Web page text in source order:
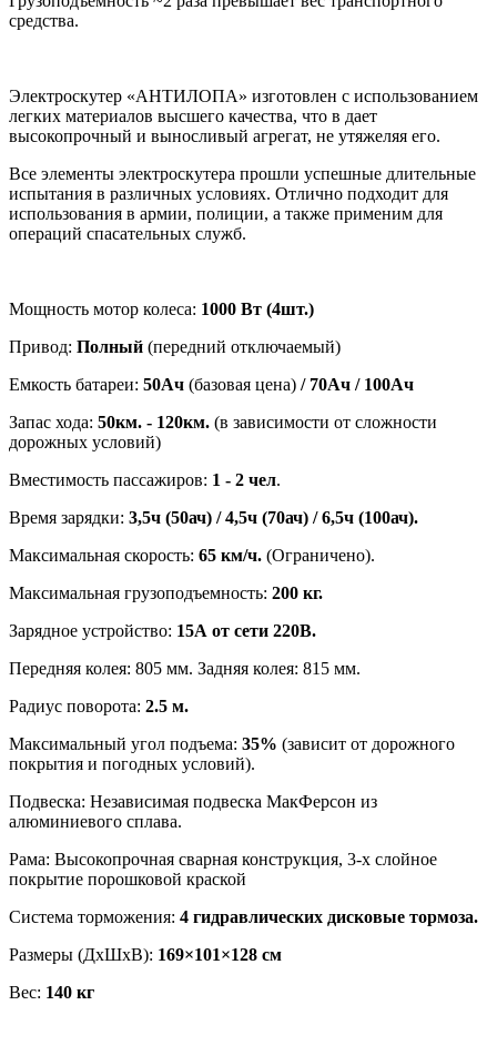
средства.
Электроскутер «АНТИЛОПА» изготовлен с использованием
легких материалов высшего качества, что в дает
высокопрочный и выносливый агрегат, не утяжеляя его.
Все элементы электроскутера прошли успешные длительные
испытания в различных условиях. Отлично подходит для
использования в армии, полиции, а также применим для
операций спасательных служб.
Мощность мотор колеса: 1000 Вт (4шт.)
Привод: Полный (передний отключаемый)
Емкость батареи: 50Ач (базовая цена) / 70Ач / 100Ач
Запас хода: 50км. - 120км. (в зависимости от сложности
дорожных условий)
Вместимость пассажиров: 1 - 2 чел.
Время зарядки: 3,5ч (50ач) / 4,5ч (70ач) / 6,5ч (100ач).
Максимальная скорость: 65 км/ч. (Ограничено).
Максимальная грузоподъемность: 200 кг.
Зарядное устройство: 15А от сети 220В.
Передняя колея: 805 мм. Задняя колея: 815 мм.
Радиус поворота: 2.5 м.
Максимальный угол подъема: 35% (зависит от дорожного
покрытия и погодных условий).
Подвеска: Независимая подвеска МакФерсон из
алюминиевого сплава.
Рама: Высокопрочная сварная конструкция, 3-х слойное
покрытие порошковой краской
Система торможения: 4 гидравлических дисковые тормоза.
Размеры (ДхШхВ): 169×101×128 см
Вес: 140 кг